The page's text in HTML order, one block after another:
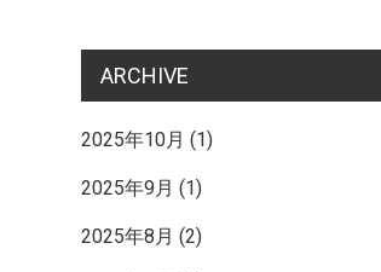
事
へ
の
ARCHIVE
2025年10月 (1)
2025年9月 (1)
2025年8月 (2)